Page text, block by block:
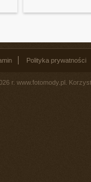
Polityka prywatności
r. www.fotomody.pl.